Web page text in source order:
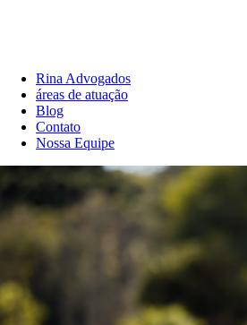
Rina Advogados
áreas de atuação
Blog
Contato
Nossa Equipe